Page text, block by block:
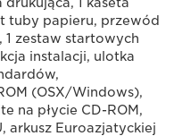
tuby papieru, przewód
1 zestaw startowych
instalacji, ulotka
(OSX/Windows),
na płycie CD-ROM,
arkusz Euroazjatyckiej